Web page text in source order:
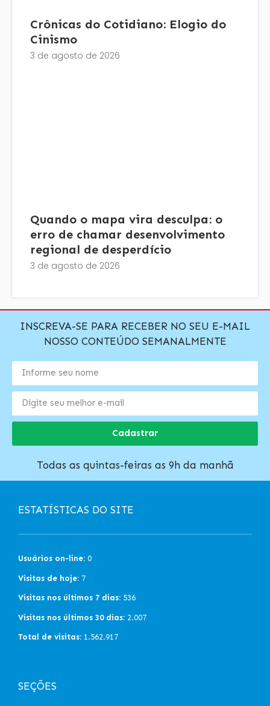
Crônicas do Cotidiano: Elogio do
Cinismo
3 de agosto de 2026
Quando o mapa vira desculpa: o
erro de chamar desenvolvimento
regional de desperdício
3 de agosto de 2026
INSCREVA-SE PARA RECEBER NO SEU E-MAIL
NOSSO CONTEÚDO SEMANALMENTE
Cadastrar
Todas as quintas-feiras as 9h da manhã
ESTATÍSTICAS DO SITE
Usuários on-line: 0
Visitas de hoje: 7
Visitas nos últimos 7 dias: 536
Visitas nos últimos 30 dias: 2.007
Total de visitas: 1.562.917
SEÇÕES